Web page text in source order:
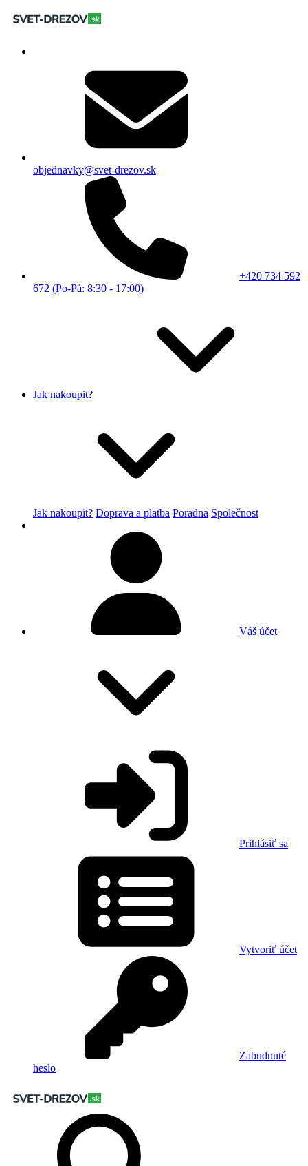
objednavky@svet-drezov.sk
+420 734 592
672 (Po-Pá: 8:30 - 17:00)
Jak nakoupit?
Jak nakoupit? Doprava a platba Poradna Společnost
Váš účet
Prihlásiť sa
Vytvoriť účet
Zabudnuté
heslo